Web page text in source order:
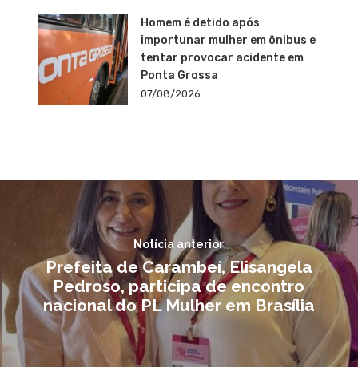
Homem é detido após
importunar mulher em ônibus e
tentar provocar acidente em
Ponta Grossa
07/08/2026
Notícia anterior
Prefeita de Carambeí, Elisangela
Pedroso, participa de encontro
nacional do PL Mulher em Brasília